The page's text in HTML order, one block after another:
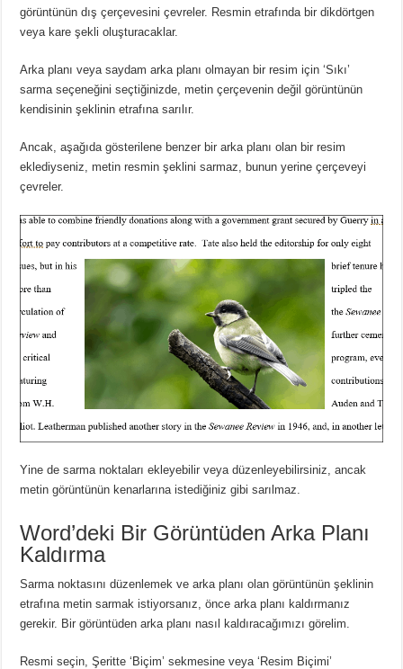
görüntünün dış çerçevesini çevreler. Resmin etrafında bir dikdörtgen
veya kare şekli oluşturacaklar.
Arka planı veya saydam arka planı olmayan bir resim için ‘Sıkı’
sarma seçeneğini seçtiğinizde, metin çerçevenin değil görüntünün
kendisinin şeklinin etrafına sarılır.
Ancak, aşağıda gösterilene benzer bir arka planı olan bir resim
eklediyseniz, metin resmin şeklini sarmaz, bunun yerine çerçeveyi
çevreler.
Yine de sarma noktaları ekleyebilir veya düzenleyebilirsiniz, ancak
metin görüntünün kenarlarına istediğiniz gibi sarılmaz.
Word’deki Bir Görüntüden Arka Planı
Kaldırma
Sarma noktasını düzenlemek ve arka planı olan görüntünün şeklinin
etrafına metin sarmak istiyorsanız, önce arka planı kaldırmanız
gerekir. Bir görüntüden arka planı nasıl kaldıracağımızı görelim.
Resmi seçin, Şeritte ‘Biçim’ sekmesine veya ‘Resim Biçimi’